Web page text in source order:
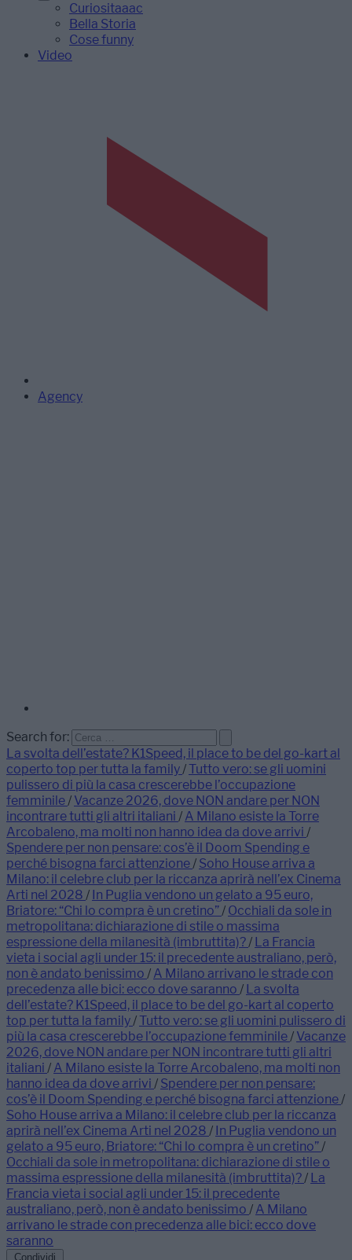
Curiositaaac
Bella Storia
Cose funny
Video
Agency
Search for:
La svolta dell’estate? K1Speed, il place to be del go-kart al
coperto top per tutta la family/ Tutto vero: se gli uomini
pulissero di più la casa crescerebbe l’occupazione
femminile/ Vacanze 2026, dove NON andare per NON
incontrare tutti gli altri italiani / A Milano esiste la Torre
Arcobaleno, ma molti non hanno idea da dove arrivi /
Spendere per non pensare: cos’è il Doom Spending e
perché bisogna farci attenzione/ Soho House arriva a
Milano: il celebre club per la riccanza aprirà nell’ex Cinema
Arti nel 2028 / In Puglia vendono un gelato a 95 euro,
Briatore: “Chi lo compra è un cretino”/ Occhiali da sole in
metropolitana: dichiarazione di stile o massima
espressione della milanesità (imbruttita)?/ La Francia
vieta i social agli under 15: il precedente australiano, però,
non è andato benissimo / A Milano arrivano le strade con
precedenza alle bici: ecco dove saranno / La svolta
dell’estate? K1Speed, il place to be del go-kart al coperto
top per tutta la family/ Tutto vero: se gli uomini pulissero di
più la casa crescerebbe l’occupazione femminile/ Vacanze
2026, dove NON andare per NON incontrare tutti gli altri
italiani / A Milano esiste la Torre Arcobaleno, ma molti non
hanno idea da dove arrivi / Spendere per non pensare:
cos’è il Doom Spending e perché bisogna farci attenzione/
Soho House arriva a Milano: il celebre club per la riccanza
aprirà nell’ex Cinema Arti nel 2028 / In Puglia vendono un
gelato a 95 euro, Briatore: “Chi lo compra è un cretino”/
Occhiali da sole in metropolitana: dichiarazione di stile o
massima espressione della milanesità (imbruttita)?/ La
Francia vieta i social agli under 15: il precedente
australiano, però, non è andato benissimo / A Milano
arrivano le strade con precedenza alle bici: ecco dove
saranno
Condividi